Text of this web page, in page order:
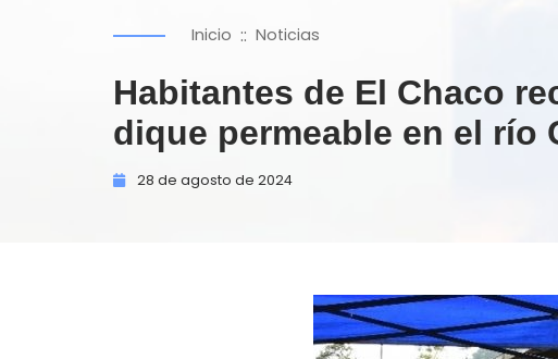
Inicio :: Noticias
Habitantes de El Chaco
dique permeable en el río
28 de agosto de 2024